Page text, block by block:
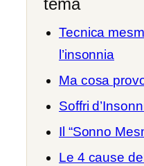
tema
Tecnica
l’insonnia
Ma cosa
Soffri
Il “Sonno
Le 4 cause